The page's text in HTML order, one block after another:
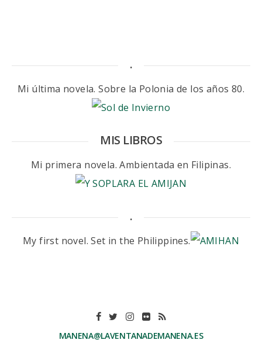
.
Mi última novela. Sobre la Polonia de los años 80.
MIS LIBROS
Mi primera novela. Ambientada en Filipinas.
.
My first novel. Set in the Philippines.
MANENA@LAVENTANADEMANENA.ES